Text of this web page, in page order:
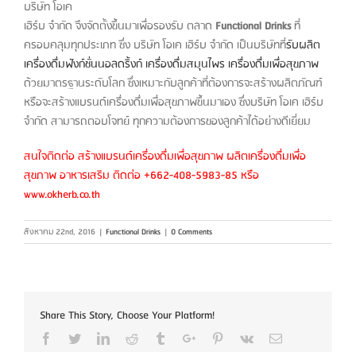
บริษัท โอเค
เฮิร์บ จำกัด จึงจัดตั้งขึ้นมาเพื่อรองรับ ตลาด Functional Drinksที่
ครอบคลุมทุกประเภท ซึ่ง บริษัท โอเค เฮิร์บ จำกัด เป็นบริษัทที่รับผลิต
เครื่องดื่มฟังก์ชั่นนอลดริ้งก์ เครื่องดื่มสมุนไพร เครื่องดื่มเพื่อสุขภาพ
ด้วยมาตรฐานระดับโลก ซึ่งเหมาะกับลูกค้าที่ต้องการจะสร้างผลิตภัณฑ์
หรือจะสร้างแบรนด์เครื่องดื่มเพื่อสุขภาพขึ้นมาเอง ซึ่งบริษัท โอเค เฮิร์บ
จำกัด สามารถตอบโจทย์ ทุกความต้องการของลูกค้าได้อย่างดีเยี่ยม
สนใจติดต่อสร้างแบรนด์เครื่องดื่มเพื่อสุขภาพ ผลิตเครื่องดื่มเพื่อ
สุขภาพ อาหารเสริม ติดต่อ +662-408-5983-85 หรือ
www.okherb.co.th
สิงหาคม 22nd, 2016 | Functional Drinks | 0 Comments
Share This Story, Choose Your Platform!
Facebook
TwitterLinkedinReddit TumblrGoogle+Pinterest
Vk Email